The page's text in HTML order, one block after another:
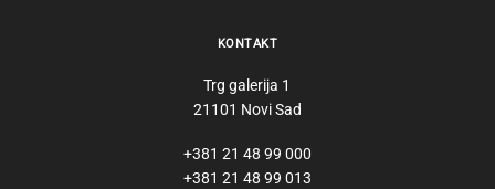
KONTAKT
Trg galerija 1
21101 Novi Sad
+381 21 48 99 000
+381 21 48 99 013